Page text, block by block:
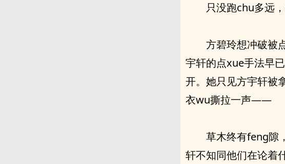
只没跑chu多远
方碧玲想冲破被
宇轩的点xue手法早
开。她只见方宇轩被
衣wu撕拉一声——
草木终有feng隙
轩不知同他们在论着